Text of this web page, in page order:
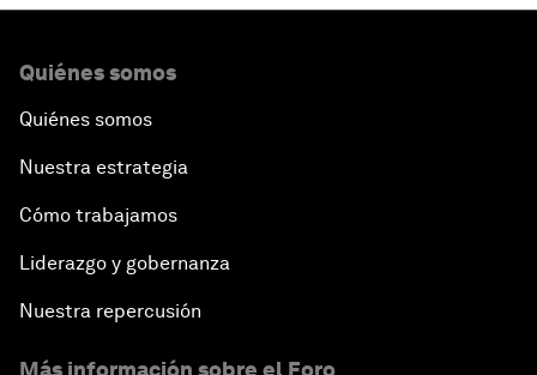
Quiénes somos
Quiénes somos
Nuestra estrategia
Cómo trabajamos
Liderazgo y gobernanza
Nuestra repercusión
Más información sobre el Foro